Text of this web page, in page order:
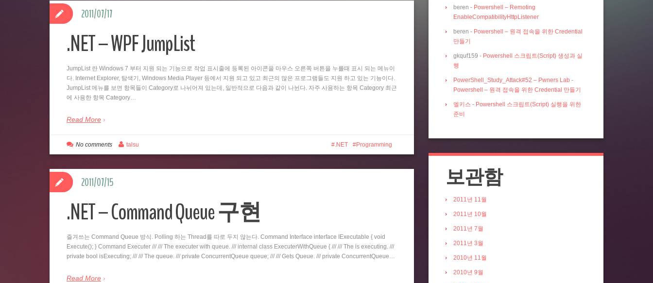
.NET – WPF JumpList
JumpList 란 Windows 7 부터 지원 되는 기능으로 작업 표시줄에 등록된 아이콘을 마우스 오른쪽 버튼을 누를때 표시 되는 메뉴이
다. Internet Explorer, 탐색기, Windows Media Player 등에서 지원 되고 있고 최근의 많은 프로그램들도 지원 하고 있는 기능이다.
JumpList 메뉴를 보면 항목들이 Category로 나뉘어져 있는데, 일반적으로 다음과 같이 나뉜다. 자주 사용하는 항목 Category 최근
에 사용한 항목 Category…
Read More
2011/07/17
.NET Programming
No comments talsu
.NET – Command Queue 구현
즐겨쓰는 Command Queue 방식. Polling 하는 Thread를 따로 두지 않는다. Command Interface interface IExecutable { void
Execute(); } Command Executer /// /// The executer with queue. /// internal class ExecuterWithQueue { /// /// The is executing. ///
private bool isExecuting; /// /// The queue. /// private ConcurrentQueue queue; /// /// Gets Queue. /// private ConcurrentQueue…
Read More
2011/07/15
beren - Powershell – Remoting
EnableCompatibilityHttpListener
beren - Powershell – 원격 접속을 위한 Credential
만들기
gkquf159 - Powershell 스크립트(Script) 생성과 실
행
PowerShell_Study_Attack#52 – Pwners Lab -
Powershell – 원격 접속을 위한 Credential 만들기
엘키스 - Powershell 스크립트(Script) 실행을 위한
준비
보관함
2011년 11월
2011년 10월
2011년 7월
2011년 3월
2010년 11월
2010년 9월